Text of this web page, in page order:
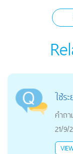
ใช้ร
คำถา
21/9/